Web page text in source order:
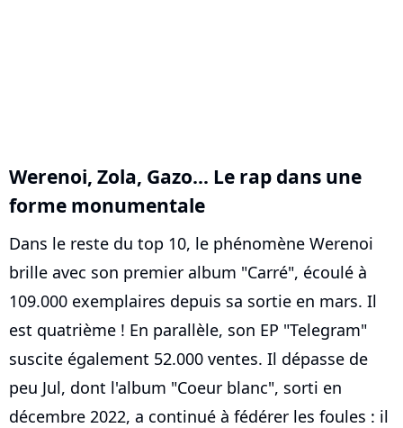
Werenoi, Zola, Gazo... Le rap dans une
forme monumentale
Dans le reste du top 10, le phénomène Werenoi
brille avec son premier album "Carré", écoulé à
109.000 exemplaires depuis sa sortie en mars. Il
est quatrième ! En parallèle, son EP "Telegram"
suscite également 52.000 ventes. Il dépasse de
peu Jul, dont l'album "Coeur blanc", sorti en
décembre 2022, a continué à fédérer les foules : il